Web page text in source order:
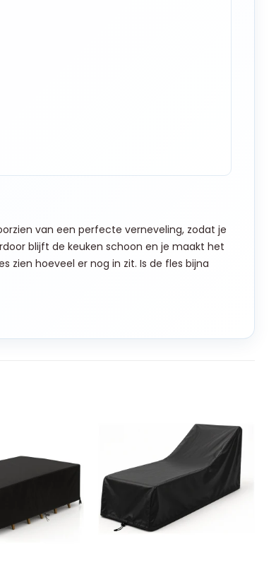
van een perfecte verneveling, zodat je
blijft de keuken schoon en je maakt het
zien hoeveel er nog in zit. Is de fles bijna